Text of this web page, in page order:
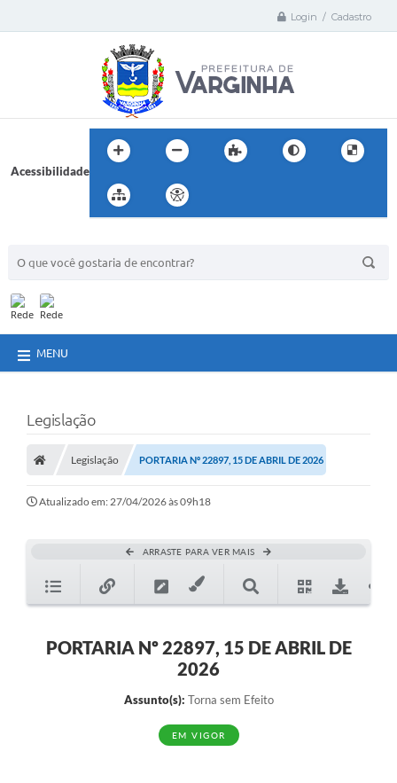
Login / Cadastro
Acessibilidade
MENU
Legislação
Legislação PORTARIA Nº 22897, 15 DE ABRIL DE 2026
Atualizado em: 27/04/2026 às 09h18
ARRASTE PARA VER MAIS
PORTARIA Nº 22897, 15 DE ABRIL DE
2026
Assunto(s): Torna sem Efeito
EM VIGOR